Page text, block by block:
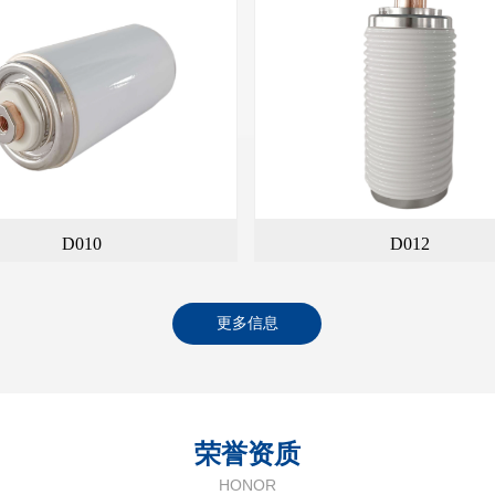
D010 D012
更多信息
荣誉资质
HONOR